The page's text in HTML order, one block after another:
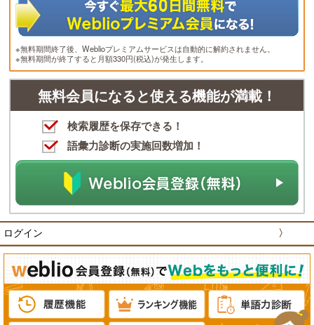
※無料期間終了後、Weblioプレミアムサービスは自動的に解約されません。
※無料期間が終了すると月額330円(税込)が発生します。
無料会員になると使える機能が満載！
検索履歴を保存できる！
語彙力診断の実施回数増加！
ログイン 〉